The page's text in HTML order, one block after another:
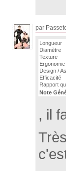
par
Longueur
Diamètre
Texture
Ergonomie
Design /
Efficacité
Rapport
Note
, il